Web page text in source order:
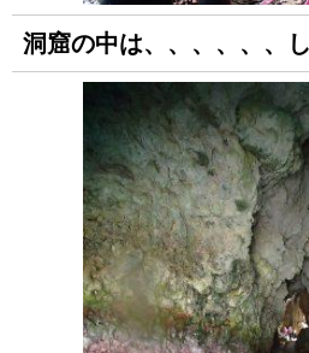
洞窟の中は、、、、、、